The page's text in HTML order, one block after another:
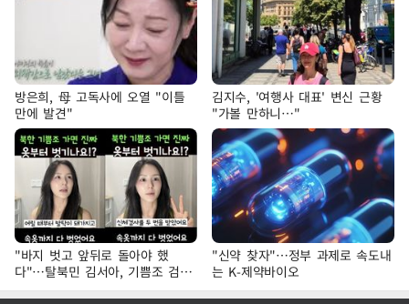
방은희, 母 고독사에 오열 "이틀
만에 발견"
김지수, '여행사 대표' 변신 근황
"가볼 만하니…"
"바지 벗고 앞뒤로 돌아야 했
다"…탈북민 김서아, 기쁨조 검사
수치심 회상
"신약 찾자"…정부 과제로 속도내
는 K-제약바이오